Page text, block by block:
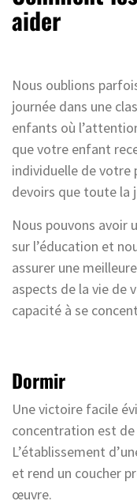
aider
Nous oublions
journée dans une
enfants où
que votre enfant
individuelle de votre
devoirs que toute la
Nous pouvons avoir
sur l’éducation et
assurer une
aspects de la vie de
capacité à se
Dormir
Une victoire facile
concentration est
L’établissement
et rend un coucher
œuvre.